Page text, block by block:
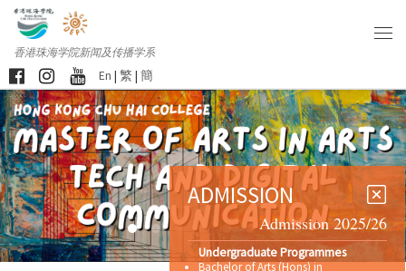
香港珠海学院新闻及传播学系
En | 繁 | 簡
ADMISSION
Admission 2025/26
Undergraduate Programmes
Bachelor of Arts (Hons) in